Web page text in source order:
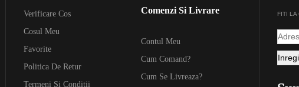
Verificare Cos
Cosul Meu
Favorite
Politica De Retur
Termeni Si Conditii
Comenzi Si Livrare
Contul Meu
Cum Comand?
Cum Se Livreaza?
FITI LA